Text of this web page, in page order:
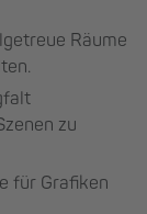
Räume
zu
für Grafiken